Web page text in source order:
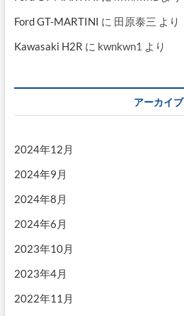
Ford GT-MARTINI に 田原泰三 より
Kawasaki H2R に kwnkwn1 より
アーカイブ
2024年12月
2024年9月
2024年8月
2024年6月
2023年10月
2023年4月
2022年11月